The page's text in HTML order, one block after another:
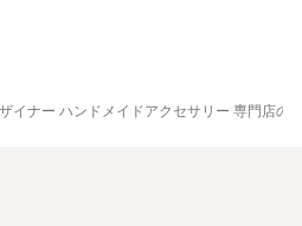
イナー ハンドメイドアクセサリー 専門店の